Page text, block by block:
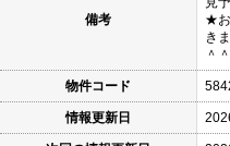
備考
★お
き
＾
物件コード
情報更新日